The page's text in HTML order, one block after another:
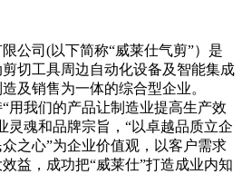
公司(以下简称“威莱仕气剪”）是
切工具周边自动化设备及智能集成
及销售为一体的综合型企业。
用我们的产品让制造业提高生产效
灵魂和品牌宗旨，“以卓越品质立企
之心”为企业价值观，以客户需求
益，成功把“威莱仕”打造成业内知